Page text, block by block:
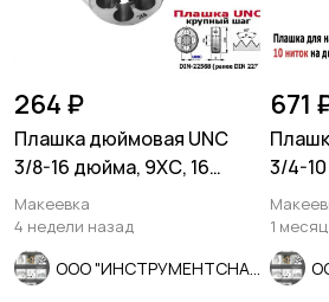
264 ₽
Плашка дюймовая UNC
3/8-16 дюйма, 9ХС, 16
ниток на дюйм, 30/11 мм.
Макеевка
4 недели назад
671
3/4-
ниток
1